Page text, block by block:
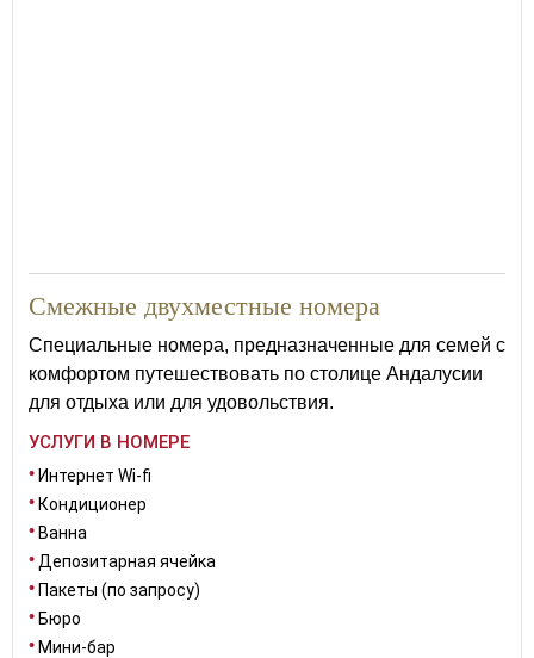
Смежные двухместные номера
Специальные номера, предназначенные для семей с
комфортом путешествовать по столице Андалусии
для отдыха или для удовольствия.
УСЛУГИ В НОМЕРЕ
Интернет Wi-fi
Кондиционер
Ванна
Депозитарная ячейка
Пакеты (по запросу)
Бюро
Мини-бар